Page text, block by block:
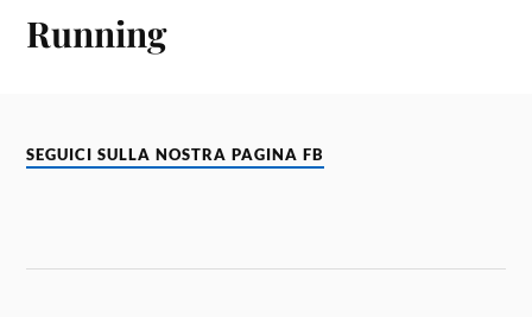
Running
SEGUICI SULLA NOSTRA PAGINA FB